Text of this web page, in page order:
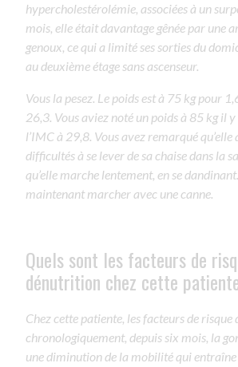
hypercholestérolémie, associées à un
mois, elle était davantage gênée par une
genoux, ce qui a limité ses sorties du
au deuxième étage sans ascenseur.
Vous la pesez. Le poids est à 75 kg pour
26,3. Vous aviez noté un poids à 85 kg il
l’IMC à 29,8. Vous avez remarqué qu’elle
difficultés à se lever de sa chaise dans la
qu’elle marche lentement, en se
maintenant marcher avec une canne.
Quels sont les facteurs de
dénutrition chez cette
Chez cette patiente, les facteurs de
chronologiquement, depuis six mois, la
une diminution de la mobilité qui entraîne